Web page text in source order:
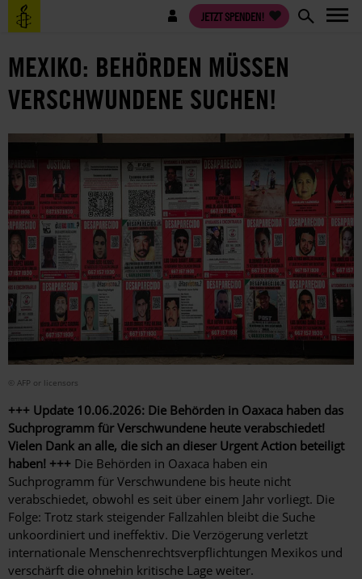
Direkt
zum
Benutzermenü JETZT SPENDEN!
MEXIKO: BEHÖRDEN MÜSSEN
VERSCHWUNDENE SUCHEN!
© AFP or licensors
+++ Update 10.06.2026: Die Behörden in Oaxaca haben das
Suchprogramm für Verschwundene heute verabschiedet!
Vielen Dank an alle, die sich an dieser Urgent Action beteiligt
haben! +++ Die Behörden in Oaxaca haben ein
Suchprogramm für Verschwundene bis heute nicht
verabschiedet, obwohl es seit über einem Jahr vorliegt. Die
Folge: Trotz stark steigender Fallzahlen bleibt die Suche
unkoordiniert und ineffektiv. Die Verzögerung verletzt
internationale Menschenrechtsverpflichtungen Mexikos und
verschärft die ohnehin kritische Lage weiter.